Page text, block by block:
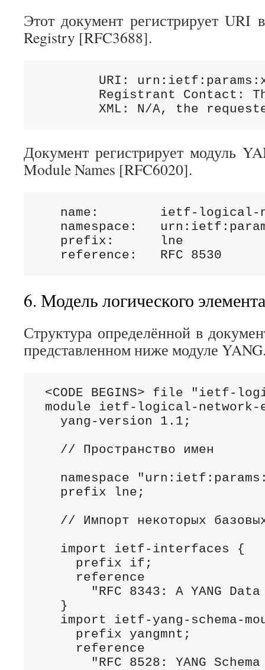
Этот документ регистрирует
Registry [RFC3688].
URI:
Registrant Contact:
XML: N/A, the
Документ регистрирует модуль
Module Names [RFC6020].
name:        ietf-logical-
namespace:
   prefix:      lne
   reference:   RFC 8530
6. Модель логического
Структура определённой в
представленном ниже модуле
<CODE BEGINS> file "ietf-
module ietf-logical-network-
   yang-version 1.1;
   // Пространство имен
namespace
   prefix lne;
// Импорт некоторых
   import ietf-interfaces {
     prefix if;
     reference
"RFC 8343: A YANG
   }
import ietf-yang-schema-
     prefix yangmnt;
     reference
"RFC 8528: YANG Schema